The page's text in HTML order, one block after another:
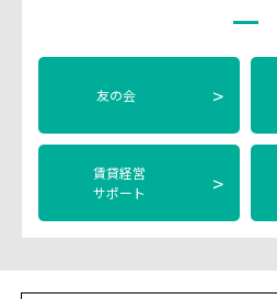
友の会 >
賃貸経営
サポート
>